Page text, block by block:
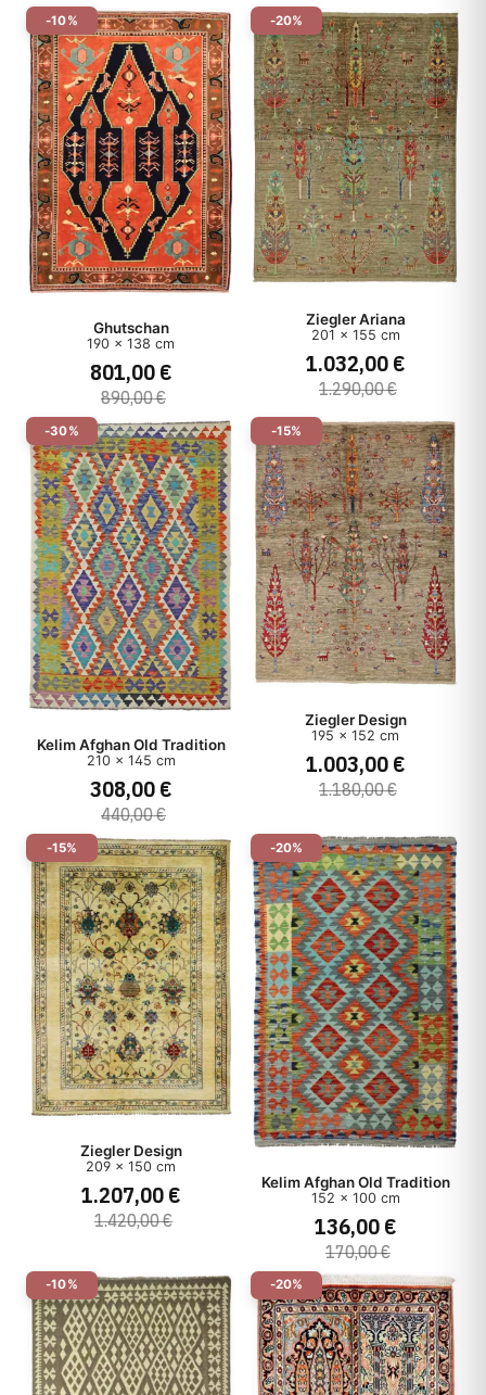
-10%
Ghutschan
190 x 138 cm
801,00 €
890,00 €
-20%
Ziegler Ariana
201 x 155 cm
1.032,00 €
1.290,00 €
-30%
Kelim Afghan Old Tradition
210 x 145 cm
308,00 €
440,00 €
-15%
Ziegler Design
195 x 152 cm
1.003,00 €
1.180,00 €
-15%
Ziegler Design
209 x 150 cm
1.207,00 €
1.420,00 €
-20%
Kelim Afghan Old Tradition
152 x 100 cm
136,00 €
170,00 €
-10% -20%